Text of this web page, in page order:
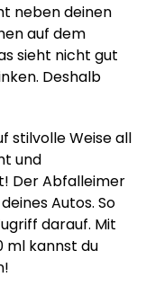
neben deinen
auf dem
sieht nicht gut
Deshalb
stilvolle Weise all
und
Der Abfalleimer
Autos. So
darauf. Mit
ml kannst du